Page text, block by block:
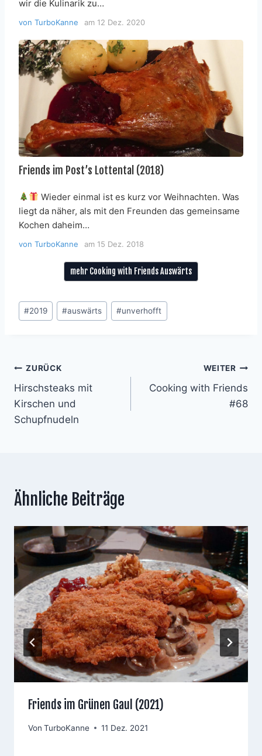
wir die Kulinarik zu…
von TurboKanne am 12 Dez. 2020
Friends im Post’s Lottental (2018)
Wieder einmal ist es kurz vor Weihnachten. Was
liegt da näher, als mit den Freunden das gemeinsame
Kochen daheim…
von TurboKanne am 15 Dez. 2018
mehr Cooking with Friends Auswärts
Schlagworte:
#2019 #auswärts #unverhofft
Beitragsnavigation
ZURÜCK
Hirschsteaks mit
Kirschen und
Schupfnudeln
WEITER
Cooking with Friends
#68
Ähnliche Beiträge
Friends im Grünen Gaul (2021)
Von TurboKanne 11 Dez. 2021